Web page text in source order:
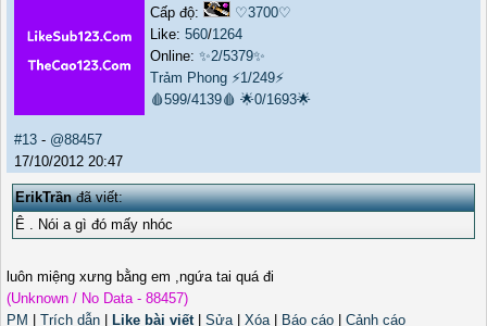
Cấp độ:
♡3700♡
Like: 560/1264
Online: ✨2/5379✨
Trảm Phong ⚡1/249⚡
🩸599/4139🩸 🌟0/1693🌟
#13 - @88457
17/10/2012 20:47
ErikTrầnđã viết:
Ê . Nói a gì đó mấy nhóc
luôn miệng xưng bằng em ,ngứa tai quá đi
(Unknown / No Data - 88457)
PM
Trích dẫn Like bài viết| Sửa| Xóa| Báo cáo
Cảnh cáo